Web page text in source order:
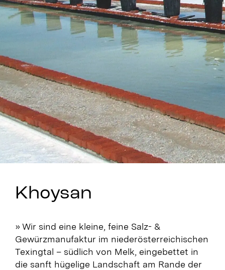
Stay in Touch
Khoysan
» Wir sind eine kleine, feine Salz- &
Gewürzmanufaktur im niederösterreichischen
Texingtal – südlich von Melk, eingebettet in
die sanft hügelige Landschaft am Rande der